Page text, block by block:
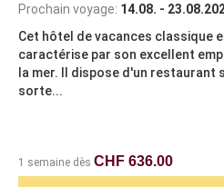
Prochain voyage: 14.08. -
Cet hôtel de vacances classique
caractérise par son excellent
la mer. Il dispose d'un restaurant
sorte...
1 semaine dès CHF 636.00